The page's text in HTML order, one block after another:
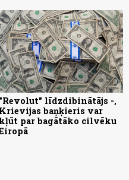
"Revolut" līdzdibinātājs -,
Krievijas baņķieris var
par bagātāko cilvēku